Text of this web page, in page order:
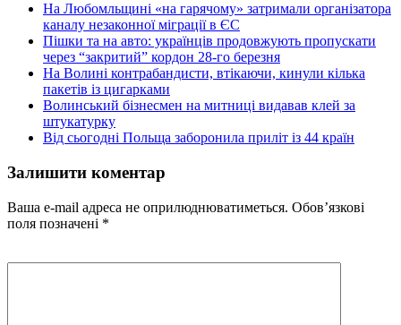
На Любомльщині «на гарячому» затримали організатора
каналу незаконної міграції в ЄС
Пішки та на авто: українців продовжують пропускати
через “закритий” кордон 28-го березня
На Волині контрабандисти, втікаючи, кинули кілька
пакетів із цигарками
Волинський бізнесмен на митниці видавав клей за
штукатурку
Від сьогодні Польща заборонила приліт із 44 країн
Залишити коментар
Ваша e-mail адреса не оприлюднюватиметься. Обов’язкові
поля позначені *